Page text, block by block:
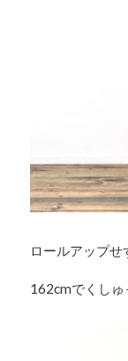
ロールアップせ
162cmでくしゅ